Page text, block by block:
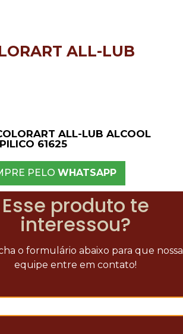
ALL-LUB
ALL-LUB ALCOOL
61625
PELO WHATSAPP
Esse produto te
interessou?
o formulário abaixo para que nossa
equipe entre em contato!